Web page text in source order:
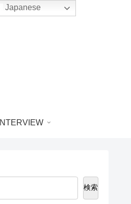
INTERVIEW
検索
Japanese